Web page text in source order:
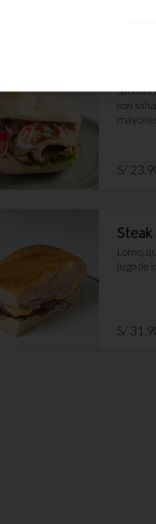
con
S/
Steak
Lomo,
jugo de
S/